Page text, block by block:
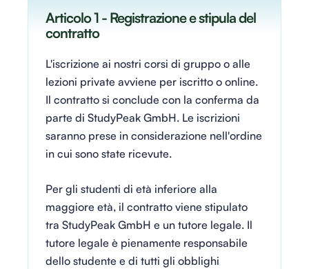
Articolo 1 - Registrazione e stipula del
contratto
L'iscrizione ai nostri corsi di gruppo o alle
lezioni private avviene per iscritto o online.
Il contratto si conclude con la conferma da
parte di StudyPeak GmbH. Le iscrizioni
saranno prese in considerazione nell'ordine
in cui sono state ricevute.
Per gli studenti di età inferiore alla
maggiore età, il contratto viene stipulato
tra StudyPeak GmbH e un tutore legale. Il
tutore legale è pienamente responsabile
dello studente e di tutti gli obblighi